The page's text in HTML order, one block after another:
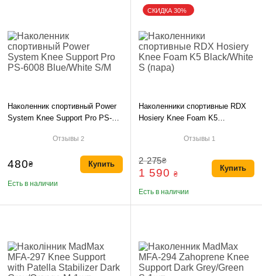
Наколенник спортивный Power
System Knee Support Pro PS-
Отзывы2
480₴
Есть в наличии
Купить
Наколенники спортивные RDX
Hosiery Knee Foam K5
Отзывы 1
2 275₴
1 590 ₴
Есть в наличии
Купить
СКИДКА 30%